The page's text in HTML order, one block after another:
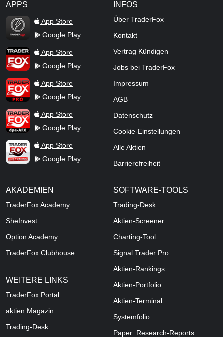
APPS
TraderFox Flash
App Store
Google Play
TraderFox AppApp Store
Google Play
TraderFox ProApp Store
Google Play
TraderFox dpa-AFX ProFeed
App Store
Google Play
TraderFox Live Trading
App Store
Google Play
INFOS
Über TraderFox
Kontakt
Vertrag Kündigen
Jobs bei TraderFox
Impressum
AGB
Datenschutz
Cookie-Einstellungen
Alle Aktien
Barrierefreiheit
AKADEMIEN
TraderFox Academy
SheInvest
Option Academy
TraderFox Clubhouse
WEITERE LINKS
TraderFox Portal
aktien Magazin
Trading-Desk
SOFTWARE-TOOLS
Trading-Desk
Aktien-Screener
Charting-Tool
Signal Trader Pro
Aktien-Rankings
Aktien-Portfolio
Aktien-Terminal
Systemfolio
Paper: Research-Reports